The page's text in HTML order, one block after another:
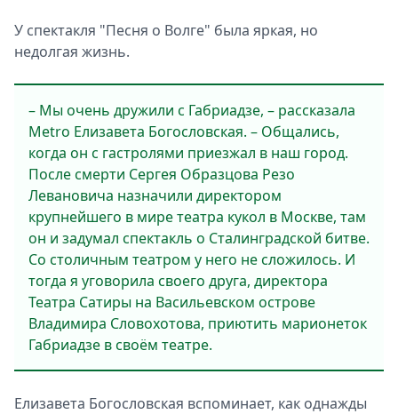
У спектакля "Песня о Волге" была яркая, но
недолгая жизнь.
– Мы очень дружили с Габриадзе, – рассказала
Metro Елизавета Богословская. – Общались,
когда он с гастролями приезжал в наш город.
После смерти Сергея Образцова Резо
Левановича назначили директором
крупнейшего в мире театра кукол в Москве, там
он и задумал спектакль о Сталинградской битве.
Со столичным театром у него не сложилось. И
тогда я уговорила своего друга, директора
Театра Сатиры на Васильевском острове
Владимира Словохотова, приютить марионеток
Габриадзе в своём театре.
Елизавета Богословская вспоминает, как однажды